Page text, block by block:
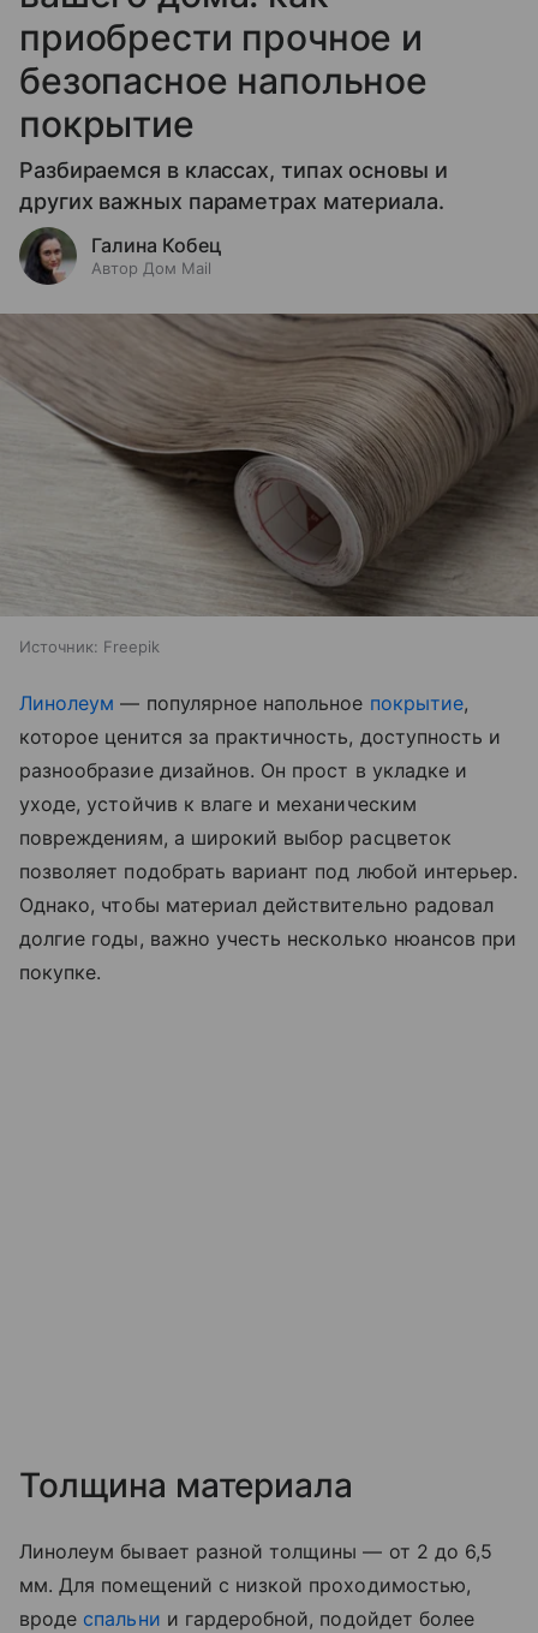
приобрести прочное и
безопасное напольное
покрытие
Разбираемся в классах, типах основы и
других важных параметрах материала.
Галина Кобец
Автор Дом Mail
Источник: Freepik
Линолеум — популярное напольное покрытие,
которое ценится за практичность, доступность и
разнообразие дизайнов. Он прост в укладке и
уходе, устойчив к влаге и механическим
повреждениям, а широкий выбор расцветок
позволяет подобрать вариант под любой интерьер.
Однако, чтобы материал действительно радовал
долгие годы, важно учесть несколько нюансов при
покупке.
Толщина материала
Линолеум бывает разной толщины — от 2 до 6,5
мм. Для помещений с низкой проходимостью,
вроде спальни и гардеробной, подойдет более